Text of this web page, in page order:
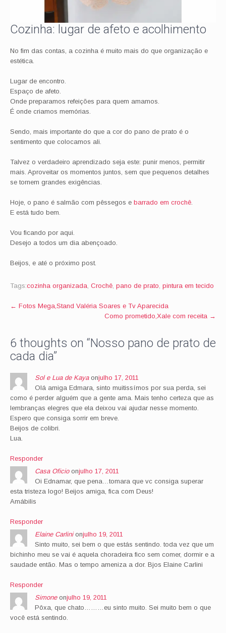
Cozinha: lugar de afeto e acolhimento
No fim das contas, a cozinha é muito mais do que organização e
estética.
Lugar de encontro.
Espaço de afeto.
Onde preparamos refeições para quem amamos.
É onde criamos memórias.
Sendo, mais importante do que a cor do pano de prato é o
sentimento que colocamos ali.
Talvez o verdadeiro aprendizado seja este: punir menos, permitir
mais. Aproveitar os momentos juntos, sem que pequenos detalhes
se tornem grandes exigências.
Hoje, o pano é salmão com pêssegos e barrado em crochê
E está tudo bem.
Vou ficando por aqui.
Desejo a todos um dia abençoado.
Beijos, e até o próximo post.
Tags:cozinha organizada Crochê pano de prato pintura em tecido
Post
← Fotos Mega,Stand Valéria Soares e Tv Aparecida
Como prometido,Xale com receita →
6 thoughts on “Nosso pano de prato de
cada dia”
Sol e Lua de Kayaonjulho 17, 2011
Olá amiga Edmara, sinto muitissímos por sua perda, sei
como é perder alguém que a gente ama. Mais tenho certeza que as
lembranças elegres que ela deixou vai ajudar nesse momento.
Espero que consiga sorrir em breve.
Beijos de colibri.
Lua.
Responder
Casa Oficioonjulho 17, 2011
Oi Ednamar, que pena…tomara que vc consiga superar
esta tristeza logo! Beijos amiga, fica com Deus!
Amábilis
Responder
Elaine Carlinionjulho 19, 2011
Sinto muito, sei bem o que estás sentindo. toda vez que um
bichinho meu se vai é aquela choradeira fico sem comer, dormir e a
saudade então. Mas o tempo ameniza a dor. Bjos Elaine Carlini
Responder
Simoneonjulho 19, 2011
Pôxa, que chato………eu sinto muito. Sei muito bem o que
você está sentindo.